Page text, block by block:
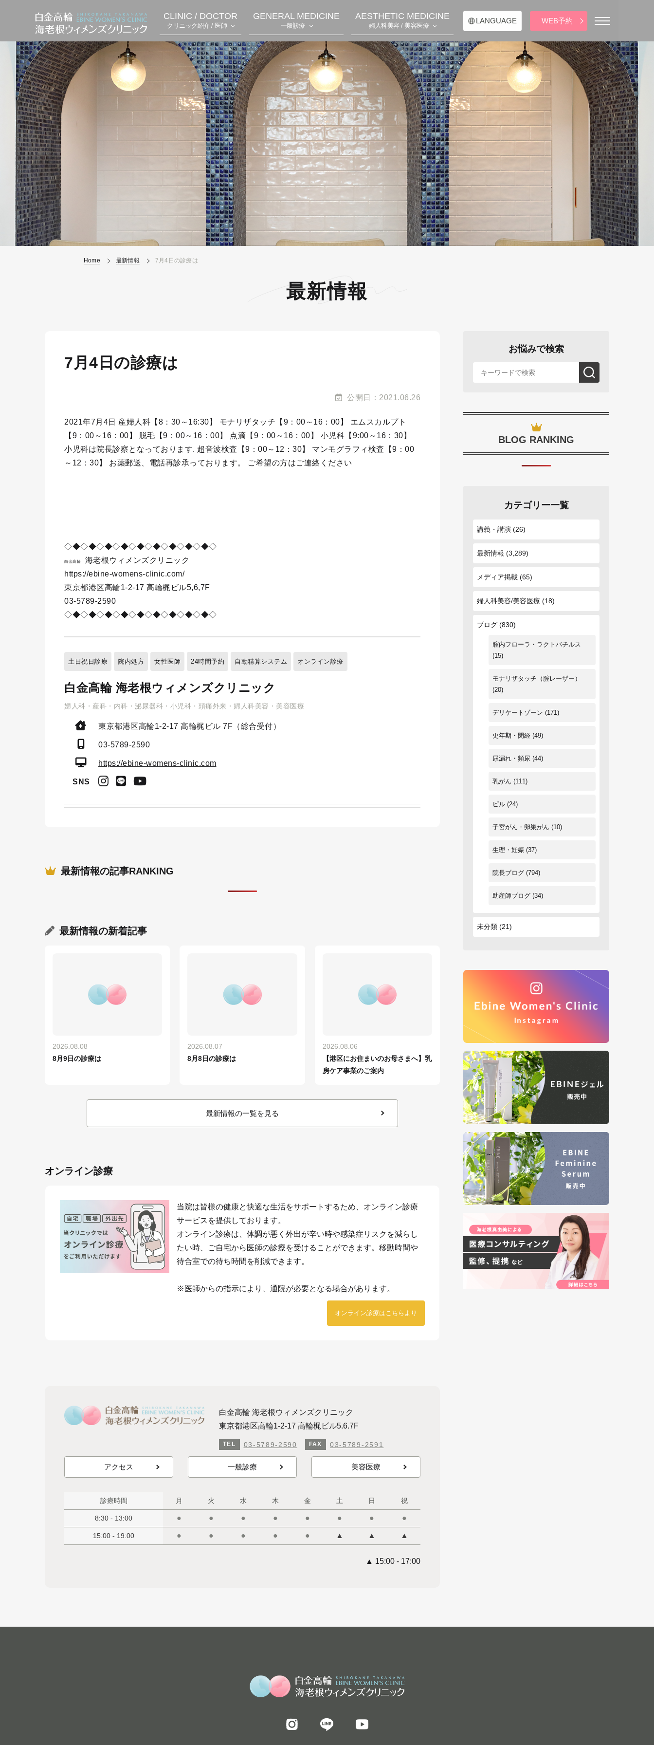
CLINIC / DOCTOR
クリニック紹介 / 医師
GENERAL MEDICINE
一般診療
AESTHETIC MEDICINE
婦人科美容 / 美容医療
LANGUAGE WEB予約
Home 最新情報 7月4日の診療は
最新情報
7月4日の診療は
公開日：2021.06.26
2021年7月4日 産婦人科【8：30～16:30】 モナリザタッチ【9：00～16：00】 エムスカルプト
【9：00～16：00】 脱毛【9：00～16：00】 点滴【9：00～16：00】 小児科【9:00～16：30】
小児科は院長診察となっております. 超音波検査【9：00～12：30】 マンモグラフィ検査【9：00
～12：30】 お薬郵送、電話再診承っております。 ご希望の方はご連絡ください
◇◆◇◆◇◆◇◆◇◆◇◆◇◆◇◆◇◆◇
白金高輪
海老根ウィメンズクリニック
https://ebine-womens-clinic.com/
東京都港区高輪1-2-17 高輪梶ビル5,6,7F
03-5789-2590
◇◆◇◆◇◆◇◆◇◆◇◆◇◆◇◆◇◆◇
土日祝日診療 院内処方 女性医師 24時間予約 自動精算システム オンライン診療
白金高輪 海老根ウィメンズクリニック
婦人科・産科・内科・泌尿器科・小児科・頭痛外来・婦人科美容・美容医療
東京都港区高輪1-2-17 高輪梶ビル 7F（総合受付）
03-5789-2590
https://ebine-womens-clinic.com
SNS
最新情報の記事RANKING
最新情報の新着記事
2026.08.08
8月9日の診療は
2026.08.07
8月8日の診療は
2026.08.06
【港区にお住まいのお母さまへ】乳
房ケア事業のご案内
最新情報の一覧を見る
オンライン診療
当院は皆様の健康と快適な生活をサポートするため、オンライン診療
サービスを提供しております。
オンライン診療は、体調が悪く外出が辛い時や感染症リスクを減らし
たい時、ご自宅から医師の診療を受けることができます。移動時間や
待合室での待ち時間を削減できます。
※医師からの指示により、通院が必要となる場合があります。
オンライン診療はこちらより
白金高輪 海老根ウィメンズクリニック
東京都港区高輪1-2-17 高輪梶ビル5.6.7F
TEL 03-5789-2590 FAX 03-5789-2591
アクセス 一般診療 美容医療
診療時間 月 火 水 木 金 土 日 祝
8:30 - 13:00 ● ● ● ● ● ● ● ●
15:00 - 19:00 ● ● ● ● ● ▲ ▲ ▲
▲ 15:00 - 17:00
お悩みで検索
BLOG RANKING
カテゴリー一覧
講義・講演 (26)
最新情報 (3,289)
メディア掲載 (65)
婦人科美容/美容医療 (18)
ブログ (830)
腟内フローラ・ラクトバチルス
(15)
モナリザタッチ（腟レーザー）
(20)
デリケートゾーン (171)
更年期・閉経 (49)
尿漏れ・頻尿 (44)
乳がん (111)
ピル (24)
子宮がん・卵巣がん (10)
生理・妊娠 (37)
院長ブログ (794)
助産師ブログ (34)
未分類 (21)